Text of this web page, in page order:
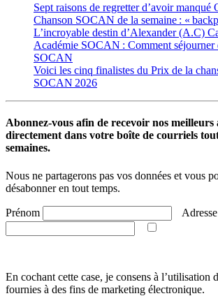
Sept raisons de regretter d’avoir manqué
Chanson SOCAN de la semaine : «
L’incroyable destin d’Alexander (A.C)
Académie SOCAN : Comment séjourner
SOCAN
Voici les cinq finalistes du Prix de la
SOCAN 2026
Abonnez-vous afin de recevoir nos meilleurs
directement dans votre boîte de courriels
semaines.
Nous ne partagerons pas vos données et vous
désabonner en tout temps.
Prénom
En cochant cette case, je consens à l’utilisation
fournies à des fins de marketing électronique.